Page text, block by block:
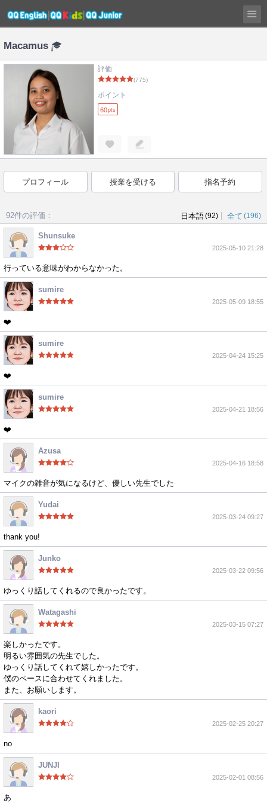
Macamus
評価
(775)
ポイント
60pts
プロフィール 授業を受ける 指名予約
92件の評価： 日本語(92) 全て (196)
Shunsuke
2025-05-10 21:28
行っている意味がわからなかった。
sumire
2025-05-09 18:55
❤️
sumire
2025-04-24 15:25
❤️
sumire
2025-04-21 18:56
❤️
Azusa
2025-04-16 18:58
マイクの雑音が気になるけど、優しい先生でした
Yudai
2025-03-24 09:27
thank you!
Junko
2025-03-22 09:56
ゆっくり話してくれるので良かったです。
Watagashi
2025-03-15 07:27
楽しかったです。
明るい雰囲気の先生でした。
ゆっくり話してくれて嬉しかったです。
僕のペースに合わせてくれました。
また、お願いします。
kaori
2025-02-25 20:27
no
JUNJI
2025-02-01 08:56
あ